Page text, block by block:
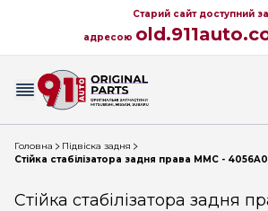
Старий сайт доступний за
адресою
Головна
Підвіска задня
Стійка стабілізатора задня права MMC -
Стійка стабілізатора задня